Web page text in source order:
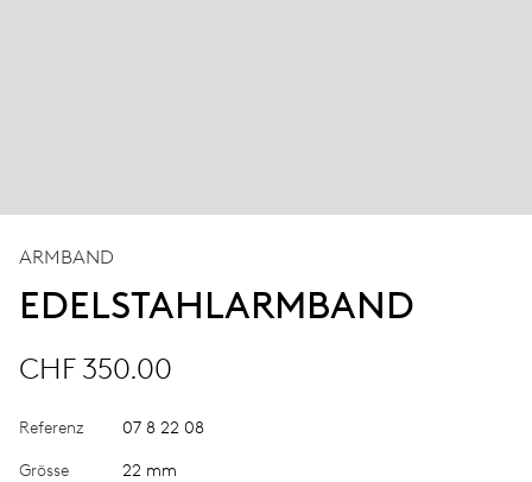
ARMBAND
EDELSTAHLARMBAND
CHF 350.00
Referenz 07 8 22 08
Grösse 22 mm